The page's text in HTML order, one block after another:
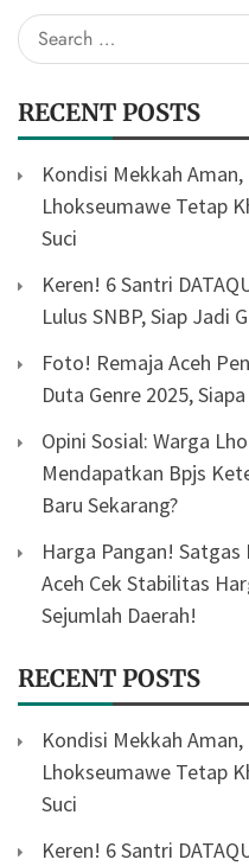
Search
for:
RECENT POSTS
Kondisi Mekkah
Lhokseumawe Tetap
Suci
Keren! 6 Santri
Lulus SNBP, Siap Jadi
Foto! Remaja Aceh
Duta Genre 2025,
Opini Sosial: Warga
Mendapatkan Bpjs
Baru Sekarang?
Harga Pangan!
Aceh Cek Stabilitas
Sejumlah Daerah!
RECENT POSTS
Kondisi Mekkah
Lhokseumawe Tetap
Suci
Keren! 6 Santri